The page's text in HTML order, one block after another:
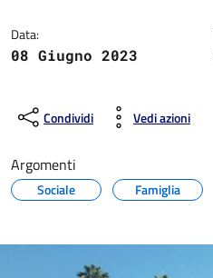
Data:
08 Giugno 2023
Condividi Vedi azioni
Argomenti
Sociale Famiglia